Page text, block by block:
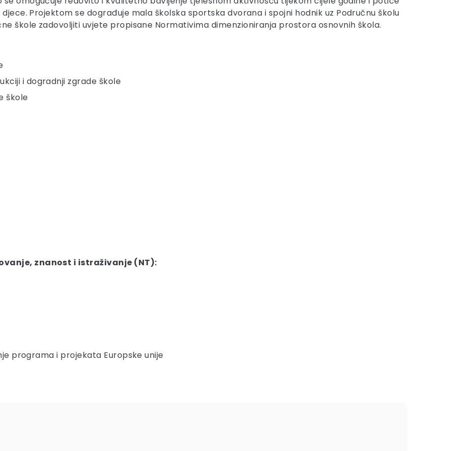
Projektom se dograđuje mala školska sportska dvorana i spojni hodnik uz Područnu školu
škole zadovoljiti uvjete propisane Normativima dimenzioniranja prostora osnovnih škola.
i dogradnji zgrade škole
škole
znanost i istraživanje (NT):
programa i projekata Europske unije